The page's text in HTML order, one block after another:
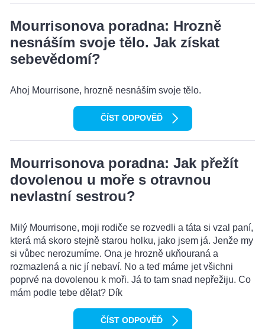
Mourrisonova poradna: Hrozně
nesnáším svoje tělo. Jak získat
sebevědomí?
Ahoj Mourrisone, hrozně nesnáším svoje tělo.
ČÍST ODPOVĚĎ
Mourrisonova poradna: Jak přežít
dovolenou u moře s otravnou
nevlastní sestrou?
Milý Mourrisone, moji rodiče se rozvedli a táta si vzal paní,
která má skoro stejně starou holku, jako jsem já. Jenže my
si vůbec nerozumíme. Ona je hrozně ukňouraná a
rozmazlená a nic jí nebaví. No a teď máme jet všichni
poprvé na dovolenou k moři. Já to tam snad nepřežiju. Co
mám podle tebe dělat? Dík
ČÍST ODPOVĚĎ